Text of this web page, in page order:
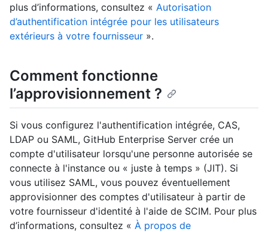
plus d’informations, consultez « Autorisation
d’authentification intégrée pour les utilisateurs
extérieurs à votre fournisseur ».
Comment fonctionne
l’approvisionnement ?
Si vous configurez l'authentification intégrée, CAS,
LDAP ou SAML, GitHub Enterprise Server crée un
compte d'utilisateur lorsqu'une personne autorisée se
connecte à l'instance ou « juste à temps » (JIT). Si
vous utilisez SAML, vous pouvez éventuellement
approvisionner des comptes d'utilisateur à partir de
votre fournisseur d'identité à l'aide de SCIM. Pour plus
d’informations, consultez « À propos de